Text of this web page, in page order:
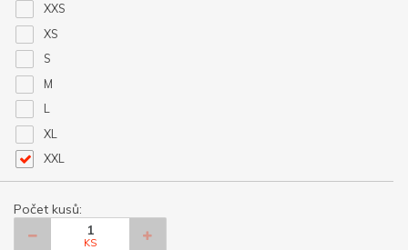
XXS
XS
S
M
L
XL
XXL
Počet kusů:
KS